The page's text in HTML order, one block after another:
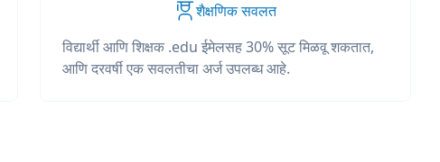
शैक्षणिक सवलत
विद्यार्थी आणि शिक्षक .edu ईमेलसह 30% सूट मिळवू शकतात,
आणि दरवर्षी एक सवलतीचा अर्ज उपलब्ध आहे.